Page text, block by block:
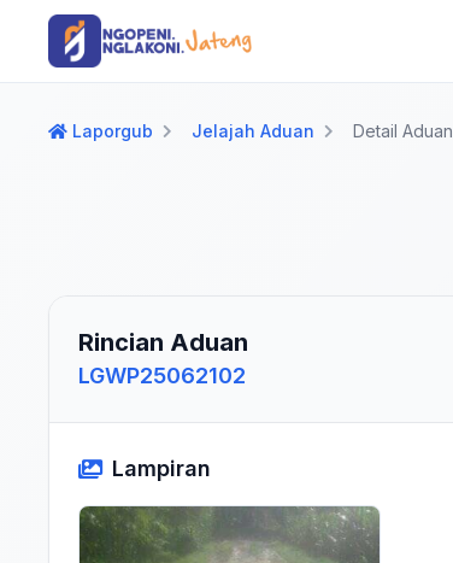
Langsung ke konten utama
Langsung ke navigasi
Laporgub Jelajah Aduan Detail Aduan
Rincian Aduan
LGWP25062102
Lampiran